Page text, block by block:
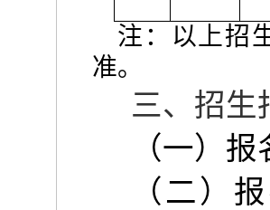
注：以上招
准。
三、招生
（一）
（二）